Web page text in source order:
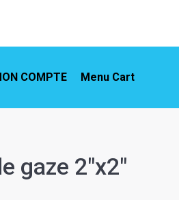
COMPTE Menu Cart
gaze 2″x2″